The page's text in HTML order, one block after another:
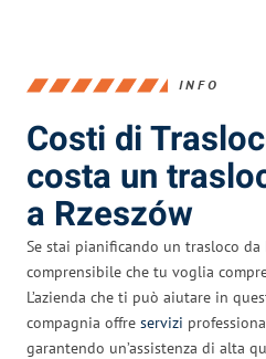
INFO
Costi di
costa un
a Rzeszów
Se stai pianificando un trasloco da
comprensibile che tu voglia
L’azienda che ti può aiutare in
compagnia offre servizi
garantendo un’assistenza di alta